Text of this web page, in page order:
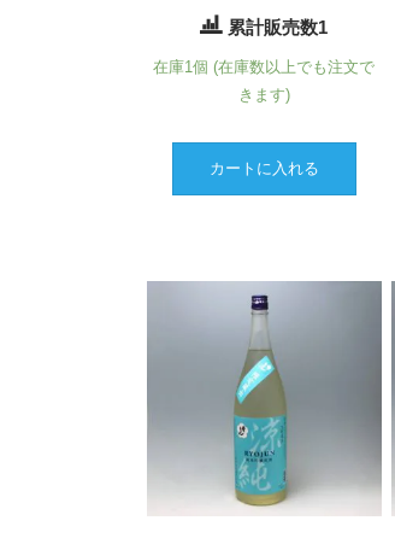
累計販売数1
在庫1個 (在庫数以上でも注文で
きます)
カートに入れる